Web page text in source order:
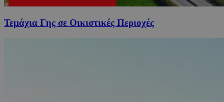
Τεμάχια Γης σε Οικιστικές Περιοχές